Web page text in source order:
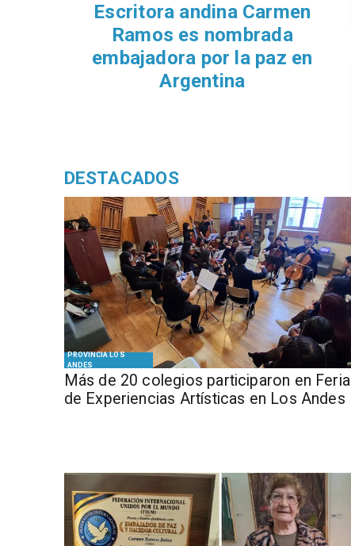
PROVINCIA LOS
ANDES
Más de 20 colegios participaron en Feria
de Experiencias Artísticas en Los Andes
Escritora andina Carmen
Ramos es nombrada
embajadora por la paz en
Argentina
DESTACADOS